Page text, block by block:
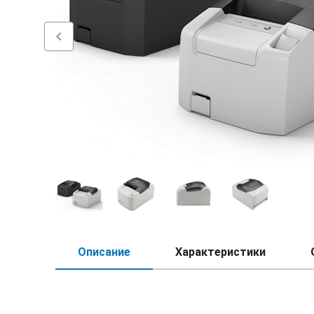
chevron_left
Описание Характеристики